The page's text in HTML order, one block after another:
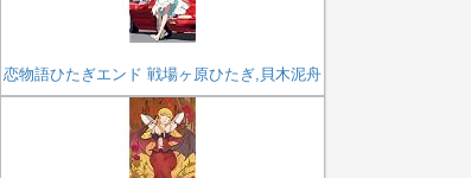
恋物語ひたぎエンド 戦場ヶ原ひたぎ,貝木泥舟